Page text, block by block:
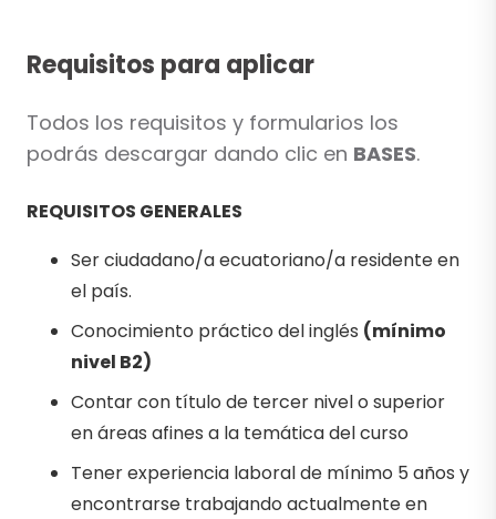
Requisitos para aplicar
Todos los requisitos y formularios los
podrás descargar dando clic en BASES.
REQUISITOS GENERALES
Ser ciudadano/a ecuatoriano/a residente en
el país.
Conocimiento práctico del inglés (mínimo
nivel B2)
Contar con título de tercer nivel o superior
en áreas afines a la temática del curso
Tener experiencia laboral de mínimo 5 años y
encontrarse trabajando actualmente en